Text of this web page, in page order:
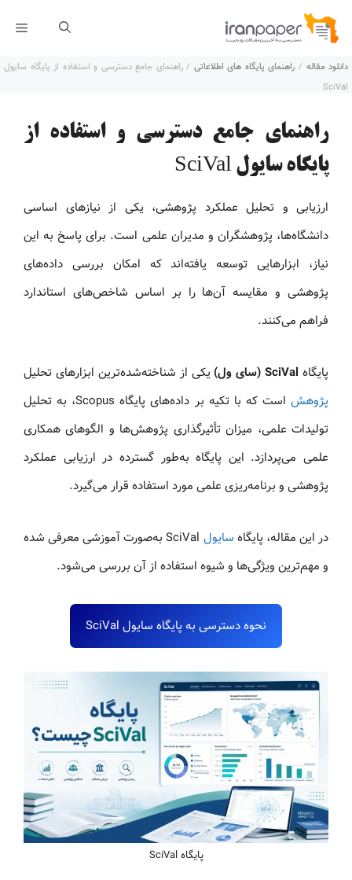
پرش
محتوا
دانلود مقاله / راهنمای پایگاه های اطلاعاتی /راهنمای جامع دسترسی و استفاده از پایگاه سایول
SciVal
راهنمای جامع دسترسی و استفاده از
پایگاه سایول SciVal
ارزیابی و تحلیل عملکرد پژوهشی، یکی از نیازهای اساسی
دانشگاه‌ها، پژوهشگران و مدیران علمی است. برای پاسخ به این
نیاز، ابزارهایی توسعه یافته‌اند که امکان بررسی داده‌های
پژوهشی و مقایسه آن‌ها را بر اساس شاخص‌های استاندارد
فراهم می‌کنند.
پایگاه SciVal (سای ول)
یکی از شناخته‌شده‌ترین ابزارهای تحلیل
پژوهش
است که با تکیه بر داده‌های پایگاه Scopus، به تحلیل
تولیدات علمی، میزان تأثیرگذاری پژوهش‌ها و الگوهای همکاری
علمی می‌پردازد. این پایگاه به‌طور گسترده در ارزیابی عملکرد
پژوهشی و برنامه‌ریزی علمی مورد استفاده قرار می‌گیرد.
در این مقاله، پایگاه سایول
SciVal به‌صورت آموزشی معرفی شده
و مهم‌ترین ویژگی‌ها و شیوه استفاده از آن بررسی می‌شود.
نحوه دسترسی به پایگاه سایول SciVal
پایگاه SciVal